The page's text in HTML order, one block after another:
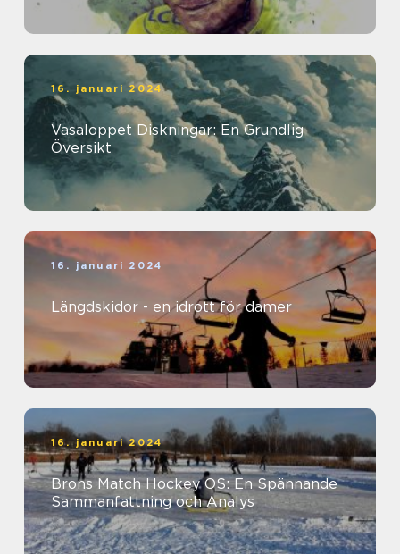
16. januari 2024
Vasaloppet Diskningar: En Grundlig
Översikt
16. januari 2024
Längdskidor - en idrott för damer
16. januari 2024
Brons Match Hockey OS: En Spännande
Sammanfattning och Analys